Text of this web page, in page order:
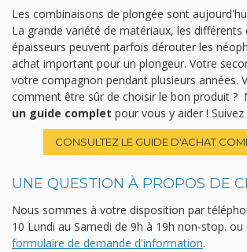
Les combinaisons de plongée sont
La grande variété de matériaux, les différents
épaisseurs peuvent parfois dérouter les
achat important pour un plongeur. Votre
votre compagnon pendant plusieurs années.
comment être sûr de choisir le bon produit ?
un guide complet pour vous y aider ! Suivez
CONSULTEZ LE GUIDE D'ACHAT
UNE QUESTION À PROPOS DE
Nous sommes à votre disposition par
10 Lundi au Samedi de 9h à 19h non-stop. ou
formulaire de demande d'information.